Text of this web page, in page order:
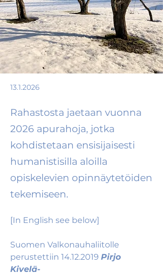
13.1.2026
Rahastosta jaetaan vuonna
2026 apurahoja, jotka
kohdistetaan ensisijaisesti
humanistisilla aloilla
opiskelevien opinnäytetöiden
tekemiseen.
[In English see below]
Suomen Valkonauhaliitolle
perustettiin 14.12.2019 Pirjo
Kivelä-